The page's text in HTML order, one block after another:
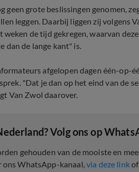
geen grote beslissingen genomen,
leggen. Daarbij liggen zij volgens
weken de tijd gekregen, waarvan
dan de lange kant" is.
afgelopen dagen één-op-
"Dat je dan op het eind van de
Van Zwol daarover.
Volg ons op
gehouden van de mooiste en
ons WhatsApp-kanaal,via deze linkof